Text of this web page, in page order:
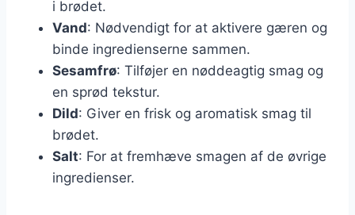
i brødet.
Vand: Nødvendigt for at aktivere gæren og
binde ingredienserne sammen.
Sesamfrø: Tilføjer en nøddeagtig smag og
en sprød tekstur.
Dild: Giver en frisk og aromatisk smag til
brødet.
Salt: For at fremhæve smagen af de øvrige
ingredienser.